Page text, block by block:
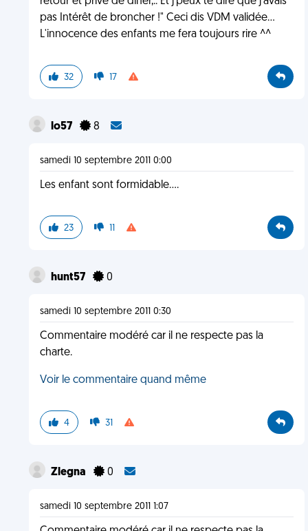
pas Intérêt de broncher !" Ceci dis VDM validée...
L'innocence des enfants me fera toujours rire ^^
32 17
lo57 8
samedi 10 septembre 2011 0:00
Les enfant sont formidable....
23 11
hunt57 0
samedi 10 septembre 2011 0:30
Commentaire modéré car il ne respecte pas la
charte.
Voir le commentaire quand même
4 31
Zlegna 0
samedi 10 septembre 2011 1:07